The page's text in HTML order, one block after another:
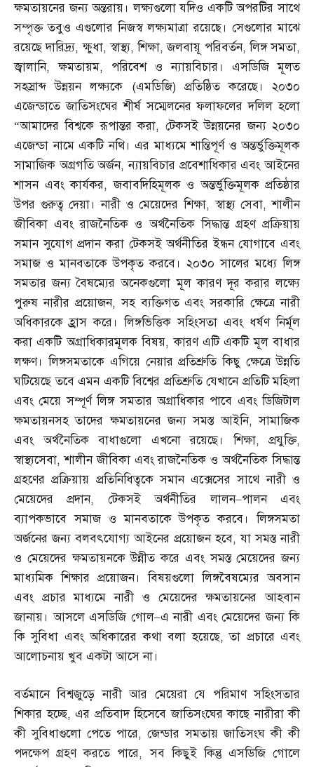
ক্ষমতায়নের জন্য অন্তরায়। লক্ষ্যগুলো যদিও একটি অপরটির সাথে
সম্পৃক্ত তবুও এগুলোর নিজস্ব লক্ষ্যমাত্রা রয়েছে। সেগুলোর মাঝে
রয়েছে দারিদ্র্য,ক্ষুধা,স্বাস্থ্য,শিক্ষা,জলবায়ূ পরিবর্তন,লিঙ্গ সমতা,
জ্বালানি,ক্ষমতায়ম, পরিবেশ ও ন্যায়বিচার। এসডিজি মূলত
সহস্রাব্দ উন্নয়ন লক্ষ্যকে (এমডিজি) প্রতিষ্ঠিত করেছে। ২০৩০
এজেন্ডাতে জাতিসংঘের শীর্ষ সম্মেলনের ফলাফলের দলিল হলো
“আমাদের বিশ্বকে রূপান্তর করা, টেকসই উন্নয়নের জন্য ২০৩০
এজেন্ডা নামে একটি নথি। এর মাধ্যমে শান্তিপূর্ণ ও অন্তর্ভুক্তিমূলক
সামাজিক অগ্রগতি অর্জন,ন্যায়বিচার প্রবেশাধিকার এবং আইনের
শাসন এবং কার্যকর,জবাবদিহিমূলক ও অন্তর্ভুক্তিমূলক প্রতিষ্ঠার
উপর গুরুত্ব দেয়া। নারী ও মেয়েদের শিক্ষা,স্বাস্থ্য সেবা,শালীন
জীবিকা এবং রাজনৈতিক ও অর্থনৈতিক সিদ্ধান্ত গ্রহণ প্রক্রিয়ায়
সমান সুযোগ প্রদান করা টেকসই অর্থনীতির ইন্ধন যোগাবে এবং
সমাজ ও মানবতাকে উপকৃত করবে। ২০৩০ সালের মধ্যে লিঙ্গ
সমতার জন্য বৈষম্যের অনেকগুলো মূল কারণ দূর করার লক্ষ্যে
পুরুষ নারীর প্রয়োজন,সহ ব্যক্তিগত এবং সরকারি ক্ষেত্রে নারী
অধিকারকে হ্র্রাস করে। লিঙ্গভিত্তিক সহিংসতা এবং ধর্ষণ নির্মূল
করা একটি অগ্রাধিকারমূলক বিষয়,কারণ এটি একটি মূল বাধার
লক্ষণ। লিঙ্গসমতাকে এগিয়ে নেয়ার প্রতিশ্রুতি কিছু ক্ষেত্রে উন্নতি
ঘটিয়েছে তবে এমন একটি বিশ্বের প্রতিশ্রুতি যেখানে প্রতিটি মহিলা
এবং মেয়ে সম্পূর্ণ লিঙ্গ সমতার অগ্রাধিকার পাবে এবং ডিজিটাল
ক্ষমতায়নসহ তাদের ক্ষমতায়নের জন্য সমস্ত আইনি,সামাজিক
এবং অর্থনৈতিক বাধাগুলো এখনো রয়েছে। শিক্ষা, প্রযুক্তি,
স্বাস্থ্যসেবা,শালীন জীবিকা এবং রাজনৈতিক ও অর্থনৈতিক সিদ্ধান্ত
গ্রহণের প্রক্রিয়ায় প্রতিনিধিত্বকে সমান এক্সেসের সাথে নারী ও
মেয়েদের প্রদান, টেকসই অর্থনীতির লালন–পালন এবং
ব্যাপকভাবে সমাজ ও মানবতাকে উপকৃত করবে। লিঙ্গসমতা
অর্জনের জন্য বলবৎযোগ্য আইনের প্রয়োজন হবে,যা সমস্ত নারী
ও মেয়েদের ক্ষমতায়নকে উন্নীত করে এবং সমস্ত মেয়েদের জন্য
মাধ্যমিক শিক্ষার প্রয়োজন। বিষয়গুলো লিঙ্গবৈষম্যের অবসান
এবং প্রচার মাধ্যমে নারী ও মেয়েদের ক্ষমতায়নের আহবান
জানায়। আসলে এসডিজি গোল–এ নারী এবং মেয়েদের জন্য কি
কি সুবিধা এবং অধিকারের কথা বলা হয়েছে,তা প্রচারে এবং
আলোচনায় খুব একটা আসে না।
বর্তমানে বিশ্বজুড়ে নারী আর মেয়েরা যে পরিমাণ সহিংসতার
শিকার হচ্ছে, এর প্রতিবাদ হিসেবে জাতিসংঘের কাছে নারীরা কী
কী সুবিধাগুলো পেতে পারে, জেন্ডার সমতায় জাতিসংঘ কী কী
পদক্ষেপ গ্রহণ করতে পারে,সব কিছুই কিন্তু এসডিজি গোলে